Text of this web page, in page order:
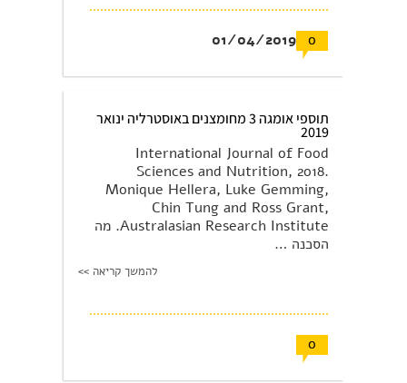
0
01/04/2019
תוספי אומגה 3 מחומצנים באוסטרליה ינואר
2019
International Journal of Food
Sciences and Nutrition, 2018.
Monique Hellera, Luke Gemming,
Chin Tung and Ross Grant,
Australasian Research Institute. מה
הסכנה …
להמשך קריאה >>
0